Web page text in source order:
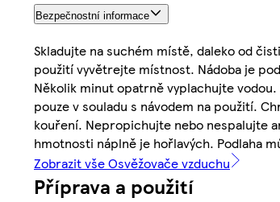
Bezpečnostní informace
Skladujte na suchém místě, daleko od
použití vyvětrejte místnost. Nádoba je
Několik minut opatrně vyplachujte
pouze v souladu s návodem na použití.
kouření. Nepropichujte nebo nespalujte
hmotnosti náplně je hořlavých. Podlaha
Zobrazit vše Osvěžovače vzduchu
Příprava a použití